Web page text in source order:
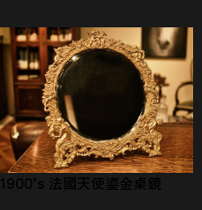
1900’s 法國天使鎏金桌鏡